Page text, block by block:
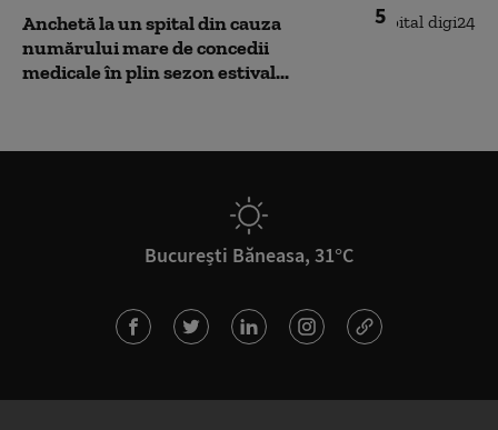
5
Anchetă la un spital din cauza
numărului mare de concedii
medicale în plin sezon estival...
București Băneasa, 31°C